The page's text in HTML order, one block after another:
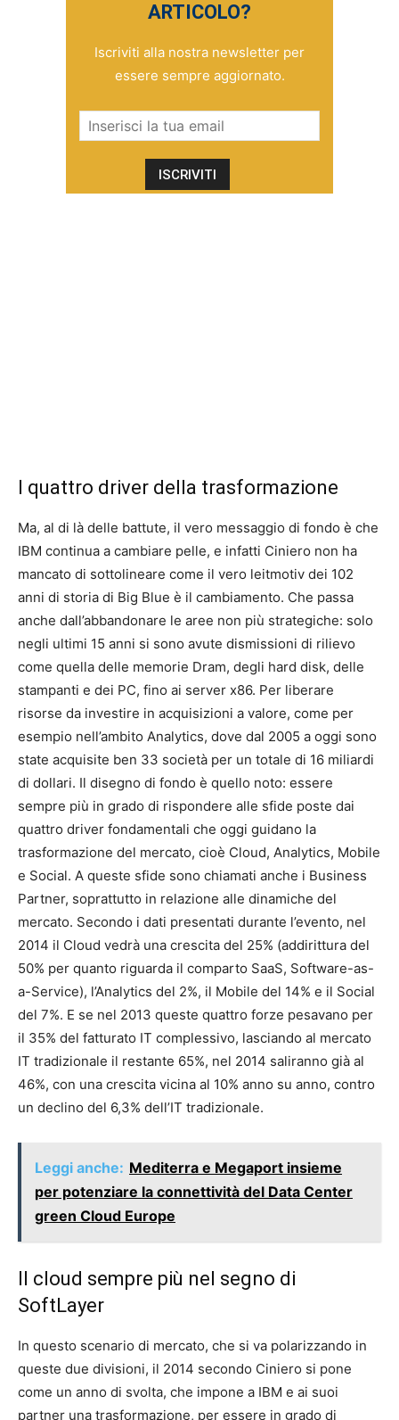
ARTICOLO?
Iscriviti alla nostra newsletter per
essere sempre aggiornato.
I quattro driver della trasformazione
Ma, al di là delle battute, il vero messaggio di fondo è che
IBM continua a cambiare pelle, e infatti Ciniero non ha
mancato di sottolineare come il vero leitmotiv dei 102
anni di storia di Big Blue è il cambiamento. Che passa
anche dall’abbandonare le aree non più strategiche: solo
negli ultimi 15 anni si sono avute dismissioni di rilievo
come quella delle memorie Dram, degli hard disk, delle
stampanti e dei PC, fino ai server x86. Per liberare
risorse da investire in acquisizioni a valore, come per
esempio nell’ambito Analytics, dove dal 2005 a oggi sono
state acquisite ben 33 società per un totale di 16 miliardi
di dollari. Il disegno di fondo è quello noto: essere
sempre più in grado di rispondere alle sfide poste dai
quattro driver fondamentali che oggi guidano la
trasformazione del mercato, cioè Cloud, Analytics, Mobile
e Social. A queste sfide sono chiamati anche i Business
Partner, soprattutto in relazione alle dinamiche del
mercato. Secondo i dati presentati durante l’evento, nel
2014 il Cloud vedrà una crescita del 25% (addirittura del
50% per quanto riguarda il comparto SaaS, Software-as-
a-Service), l’Analytics del 2%, il Mobile del 14% e il Social
del 7%. E se nel 2013 queste quattro forze pesavano per
il 35% del fatturato IT complessivo, lasciando al mercato
IT tradizionale il restante 65%, nel 2014 saliranno già al
46%, con una crescita vicina al 10% anno su anno, contro
un declino del 6,3% dell’IT tradizionale.
Leggi anche: Mediterra e Megaport insieme
per potenziare la connettività del Data Center
green Cloud Europe
Il cloud sempre più nel segno di
SoftLayer
In questo scenario di mercato, che si va polarizzando in
queste due divisioni, il 2014 secondo Ciniero si pone
come un anno di svolta, che impone a IBM e ai suoi
partner una trasformazione, per essere in grado di